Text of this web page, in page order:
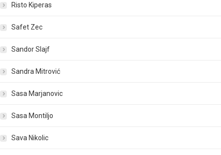
Risto Kiperas
Safet Zec
Sandor Slajf
Sandra Mitrović
Sasa Marjanovic
Sasa Montiljo
Sava Nikolic